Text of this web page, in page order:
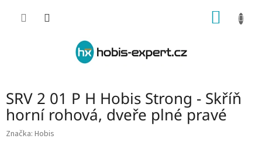
SRV 2 01 P H Hobis Strong - Skříň
horní rohová, dveře plné pravé
Značka: Hobis